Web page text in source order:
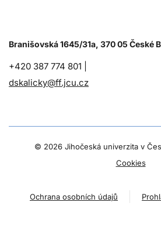
Branišovská 1645/31a, 370 05 České
+420 387 774 801 |
dskalicky@ff.jcu.cz
© 2026 Jihočeská univerzita v
Cookies
Ochrana osobních údajů